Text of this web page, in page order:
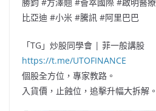
比亞迪 #小米 #騰訊 #阿里巴巴
「TG」炒股同學會 | 菲一般講股
https://t.me/UTOFINANCE
個股全方位，專家教路。
入貨價，止蝕位，追擊升幅大拆解。